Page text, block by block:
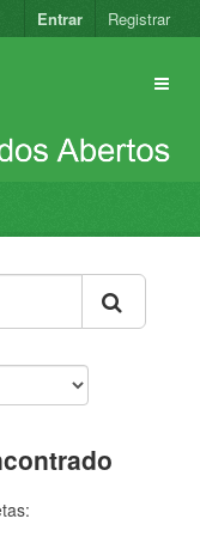
Entrar Registrar